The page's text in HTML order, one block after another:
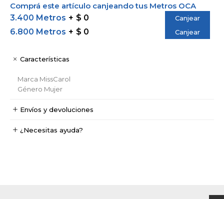
Comprá este artículo canjeando tus Metros OCA
3.400 Metros
$ 0 Canjear
6.800 Metros $ 0 Canjear
Características
Marca MissCarol
Género Mujer
Envíos y devoluciones
¿Necesitas ayuda?